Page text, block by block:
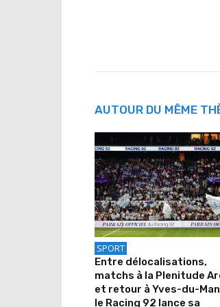
AUTOUR DU MÊME
SPORT
Entre délocalisations,
matchs à la Plenitude
et retour à Yves-du-
le Racing 92 lance sa